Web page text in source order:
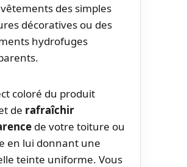
des simples
décoratives ou des
hydrofuges
coloré du produit
de rafraîchir
de votre toiture ou
en lui donnant une
teinte uniforme. Vous